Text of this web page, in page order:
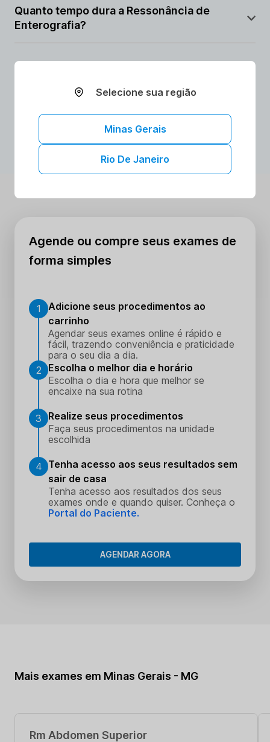
suspeita de inflamações intestinais.
Quanto tempo dura a Ressonância de
Enterografia?
Geralmente entre 40 minutos e 1 hora.
Agende ou compre seus exames de
forma simples
1
Adicione seus procedimentos ao
carrinho
Agendar seus exames online é rápido e
fácil, trazendo conveniência e praticidade
para o seu dia a dia.
2
Escolha o melhor dia e horário
Escolha o dia e hora que melhor se
encaixe na sua rotina
3
Realize seus procedimentos
Faça seus procedimentos na unidade
escolhida
4 Tenha acesso aos seus resultados sem
sair de casa
Tenha acesso aos resultados dos seus
exames onde e quando quiser. Conheça o
Portal do Paciente.
AGENDAR AGORA
Mais exames em Minas Gerais - MG
Rm Abdomen Superior
Selecione sua região
Minas Gerais
Rio De Janeiro